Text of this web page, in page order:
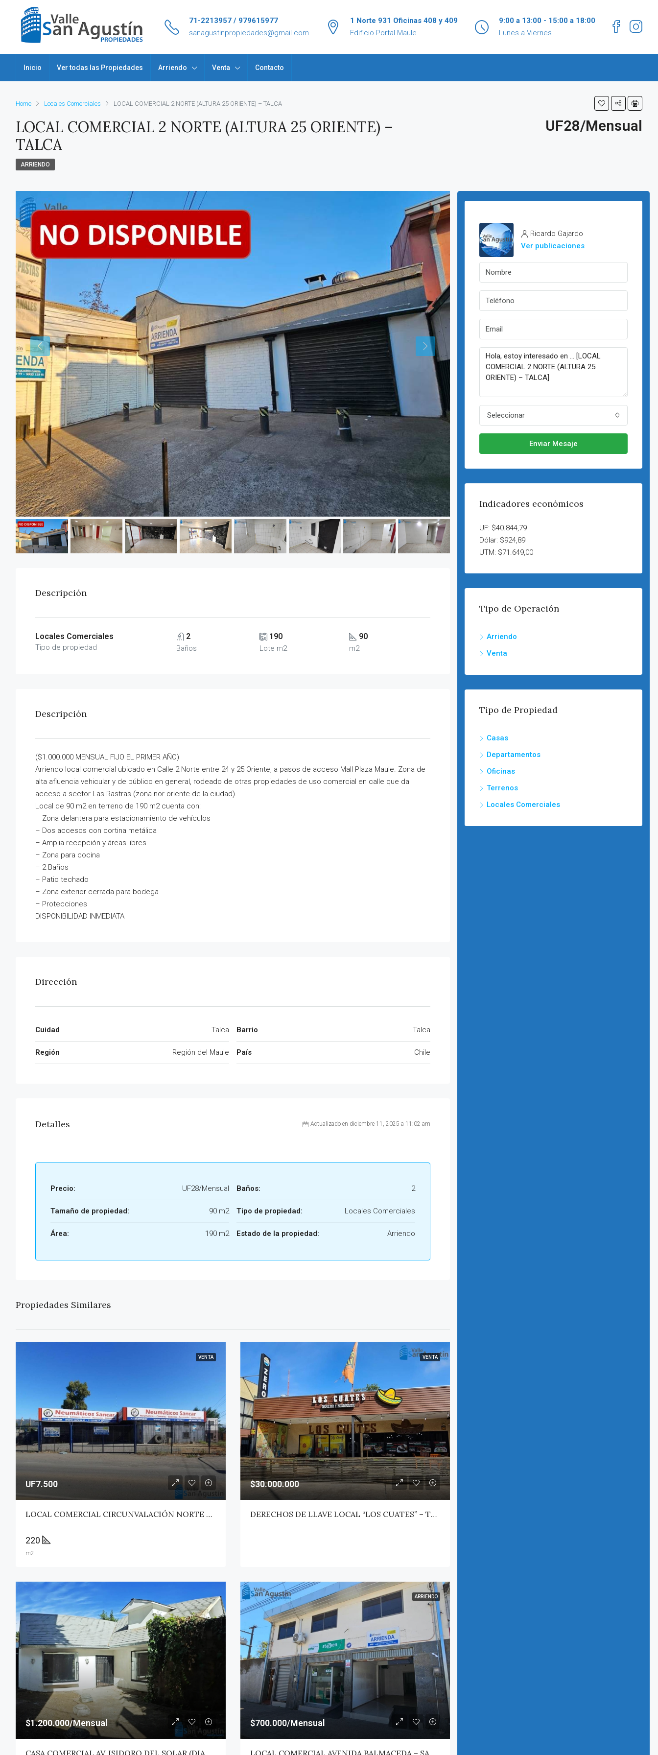
71-2213957 / 979615977
sanagustinpropiedades@gmail.com
1 Norte 931 Oficinas 408 y 409
Edificio Portal Maule
9:00 a 13:00 - 15:00 a 18:00
Lunes a Viernes
Inicio Ver todas las Propiedades Arriendo Venta Contacto
Home Locales Comerciales LOCAL COMERCIAL 2 NORTE (ALTURA 25 ORIENTE) – TALCA
LOCAL COMERCIAL 2 NORTE (ALTURA 25 ORIENTE) –
TALCA
UF28/Mensual
ARRIENDO
Descripción
Locales Comerciales
Tipo de propiedad
2
Baños
190
Lote m2
90
m2
Descripción
($1.000.000 MENSUAL FIJO EL PRIMER AÑO)
Arriendo local comercial ubicado en Calle 2 Norte entre 24 y 25 Oriente, a pasos de acceso Mall Plaza Maule. Zona de
alta afluencia vehicular y de público en general, rodeado de otras propiedades de uso comercial en calle que da
acceso a sector Las Rastras (zona nor-oriente de la ciudad).
Local de 90 m2 en terreno de 190 m2 cuenta con:
– Zona delantera para estacionamiento de vehículos
– Dos accesos con cortina metálica
– Amplia recepción y áreas libres
– Zona para cocina
– 2 Baños
– Patio techado
– Zona exterior cerrada para bodega
– Protecciones
DISPONIBILIDAD INMEDIATA
Dirección
Cuidad Talca
Región Región del Maule
Barrio Talca
País Chile
Detalles Actualizado en diciembre 11, 2025 a 11:02 am
Precio: UF28/Mensual
Tamaño de propiedad: 90 m2
Área: 190 m2
Baños: 2
Tipo de propiedad: Locales Comerciales
Estado de la propiedad: Arriendo
Propiedades Similares
VENTA
UF7.500
LOCAL COMERCIAL CIRCUNVALACIÓN NORTE – TALCA
220
m2
VENTA
$30.000.000
DERECHOS DE LLAVE LOCAL “LOS CUATES” – TALCA
$1.200.000/Mensual
ARRIENDO
$700.000/Mensual
Ricardo Gajardo
Ver publicaciones
Seleccionar
Enviar Mesaje
Indicadores económicos
UF: $40.844,79
Dólar: $924,89
UTM: $71.649,00
Tipo de Operación
Arriendo
Venta
Tipo de Propiedad
Casas
Departamentos
Oficinas
Terrenos
Locales Comerciales